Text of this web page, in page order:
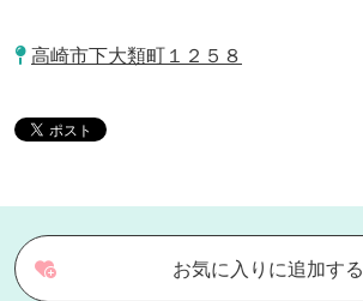
高崎市下大類町１２５８
お気に入りに追加する